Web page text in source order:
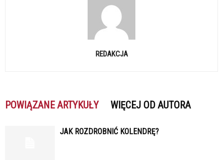
REDAKCJA
POWIĄZANE ARTYKUŁY WIĘCEJ OD AUTORA
JAK ROZDROBNIĆ KOLENDRĘ?